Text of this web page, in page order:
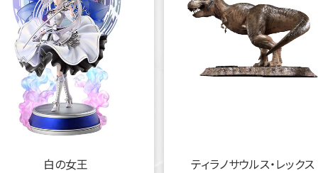
白の女王 ティラノサウルス・レックス